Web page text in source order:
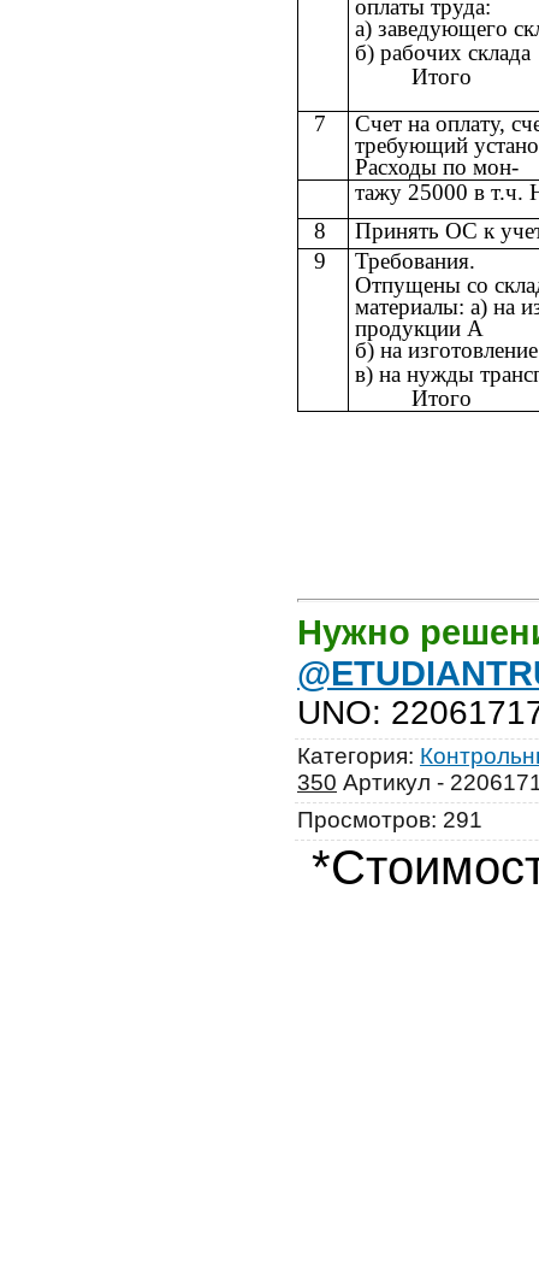
оплаты труда:
а) заведующего
б) рабочих склада
Итого
7
Счет на оплату,
требующий
Расходы по мон-
тажу 25000 в
8
Принять ОС к
9
Требования.
Отпущены со
материалы: а) на
продукции А
б) на
в) на нужды
Итого
Нужно
UNO:
Категория:
350 Артикул -
Просмотров: 291